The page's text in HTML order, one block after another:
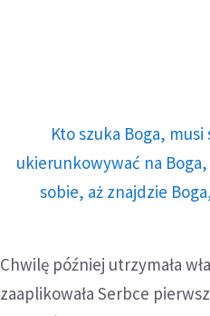
Kto szuka Boga,
ukierunkowywać na
sobie, aż znajdzie
Chwilę później utrzymała
zaaplikowała Serbce